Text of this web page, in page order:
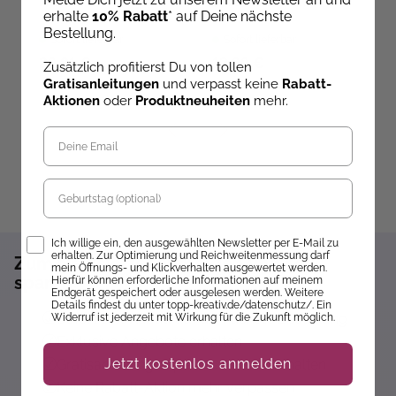
Sofort lieferbar
29,81 € 12,99 €
Zum Newsletter anmelden und 10%
sparen!*
Sofort 10% Rabatt auf die nächste Bestellung
Exklusive Angebote erhalten
Gratisanleitungen per Newsletter erhalten
Keine Rabatt-Aktion mehr verpassen
erhalte 10% Rabatt* auf Deine nächste
Bestellung.
Zusätzlich profitierst Du von tollen
Gratisanleitungen und verpasst keine Rabatt-
Aktionen oder Produktneuheiten mehr.
Geburtstag
Opt-InIch willige ein, den ausgewählten Newsletter per E-Mail zu
erhalten. Zur Optimierung und Reichweitenmessung darf
mein Öffnungs- und Klickverhalten ausgewertet werden.
Hierfür können erforderliche Informationen auf meinem
Endgerät gespeichert oder ausgelesen werden. Weitere
Details findest du unter topp-kreativ.de/datenschutz/. Ein
Widerruf ist jederzeit mit Wirkung für die Zukunft möglich.
Jetzt kostenlos anmelden